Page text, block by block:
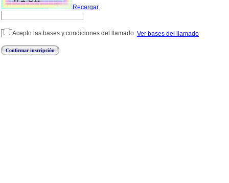
Recargar
Acepto las bases y condiciones del llamado Ver bases del llamado